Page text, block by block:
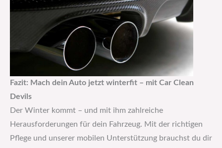
Fazit: Mach dein Auto jetzt winterfit – mit Car Clean
Devils
Der Winter kommt – und mit ihm zahlreiche
Herausforderungen für dein Fahrzeug. Mit der richtigen
Pflege und unserer mobilen Unterstützung brauchst du dir